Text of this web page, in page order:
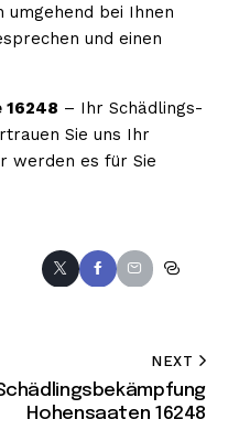
bei Ihnen
und einen
16248 – Ihr Schädlings-
Sie uns Ihr
werden es für Sie
NEXT
Hohensaaten 16248